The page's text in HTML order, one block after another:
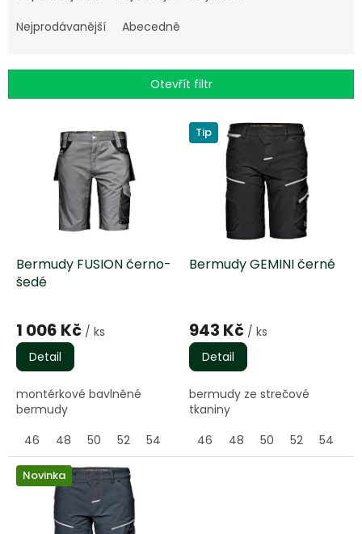
e
í
r
Nejprodávanější
Abecedně
Otevřít filtr
d
u
Bermudy FUSION černo-
šedé
hodnocení
produktu
je
5,0
5
hvězdiček.
1 006 Kč / ks
Detail
montérkové bavlněné
bermudy
46
48 50 52 54 58 60 62 64
Tip
Bermudy GEMINI černé
hodnocení
produktu
je
5,0
5
hvězdiček.
943 Kč / ks
Detail
bermudy ze strečové
tkaniny
46
48 50 52 54
Novinka